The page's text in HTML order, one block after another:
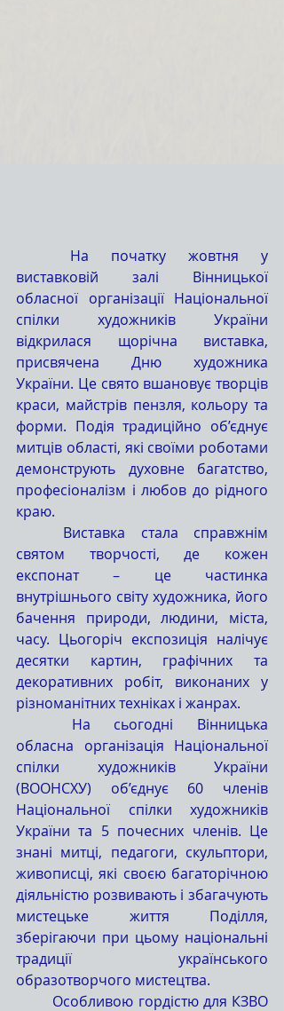
виставковій залі Вінницької
обласної організації Національної
спілки художників України
відкрилася щорічна виставка,
присвячена Дню художника
України. Це свято вшановує творців
краси, майстрів пензля, кольору та
форми. Подія традиційно об’єднує
митців області, які своїми роботами
демонструють духовне багатство,
професіоналізм і любов до рідного
краю.
святом творчості, де кожен
експонат – це частинка
внутрішнього світу художника, його
бачення природи, людини, міста,
часу. Цьогоріч експозиція налічує
десятки картин, графічних та
декоративних робіт, виконаних у
різноманітних техніках і жанрах.
обласна організація Національної
спілки художників України
(ВООНСХУ) об’єднує 60 членів
Національної спілки художників
України та 5 почесних членів. Це
знані митці, педагоги, скульптори,
живописці, які своєю багаторічною
діяльністю розвивають і збагачують
мистецьке життя Поділля,
зберігаючи при цьому національні
традиції українського
образотворчого мистецтва.